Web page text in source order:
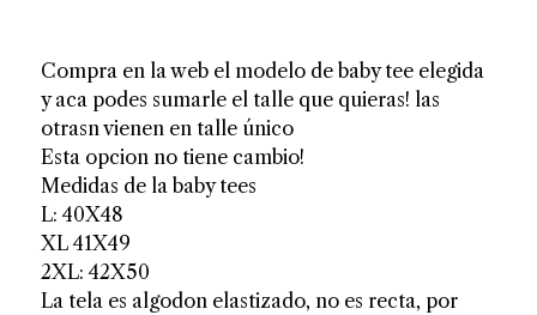
Compra en la web el modelo de baby tee elegida
y aca podes sumarle el talle que quieras! las
otrasn vienen en talle único
Esta opcion no tiene cambio!
Medidas de la baby tees
L: 40X48
XL 41X49
2XL: 42X50
La tela es algodon elastizado, no es recta, por